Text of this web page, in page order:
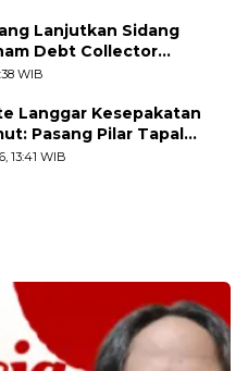
Lanjutkan Sidang
Debt Collector
Saksi
WIB
Langgar Kesepakatan
Pasang Pilar Tapal
Libatkan
13:41 WIB